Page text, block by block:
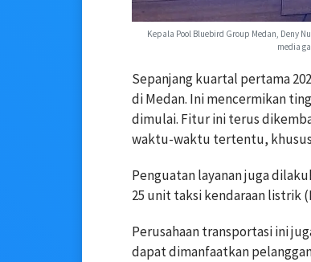
Kepala Pool Bluebird Group Medan, Deny
media
Sepanjang kuartal pertama
di Medan. Ini mencermikan
dimulai. Fitur ini terus
waktu-waktu tertentu,
Penguatan layanan juga
25 unit taksi kendaraan listrik
Perusahaan transportasi ini
dapat dimanfaatkan